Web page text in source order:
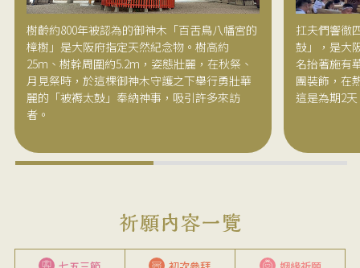
樹齡約800年被認為的御神木「百舌鳥八幡宮的
樟樹」是大阪府指定天然紀念物。樹高約
25m、樹幹周圍約5.2m，姿態壯麗，在秋祭、
月見祭時，於這棵御神木守護之下舉行勇壯華
麗的「被褥太鼓」奉納神事，吸引許多來訪
者。
扛夫們響徹
鼓」，是大
名抬著施有
團裝飾，在
這是為期2